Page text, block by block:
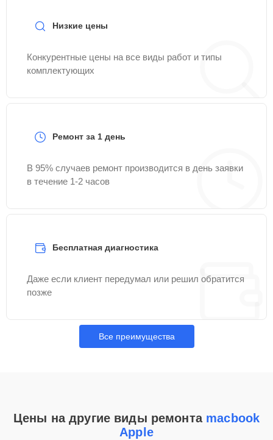
Низкие цены
Конкурентные цены на все виды работ и типы
комплектующих
Ремонт за 1 день
В 95% случаев ремонт производится в день заявки
в течение 1-2 часов
Бесплатная диагностика
Даже если клиент передумал или решил обратится
позже
Все преимущества
Цены на другие виды ремонта macbook
Apple